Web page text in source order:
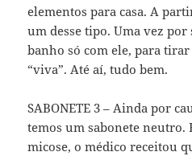
elementos para casa. A
um desse tipo. Uma vez
banho só com ele, para
“viva”. Até aí, tudo bem.
SABONETE 3 – Ainda por
temos um sabonete neutro.
micose, o médico receitou